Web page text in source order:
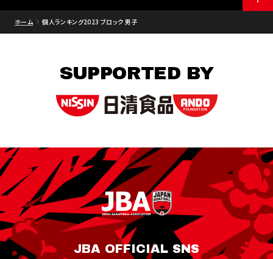
ホーム 個人ランキング2023 ブロック 男子
SUPPORTED BY
JBA OFFICIAL SNS